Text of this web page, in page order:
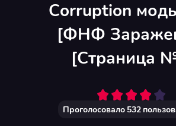
Сorruption
[ФНФ
[Страница
Проголосовало 532